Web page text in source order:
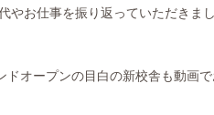
お仕事を振り返っていただきま
オープンの目白の新校舎も動画